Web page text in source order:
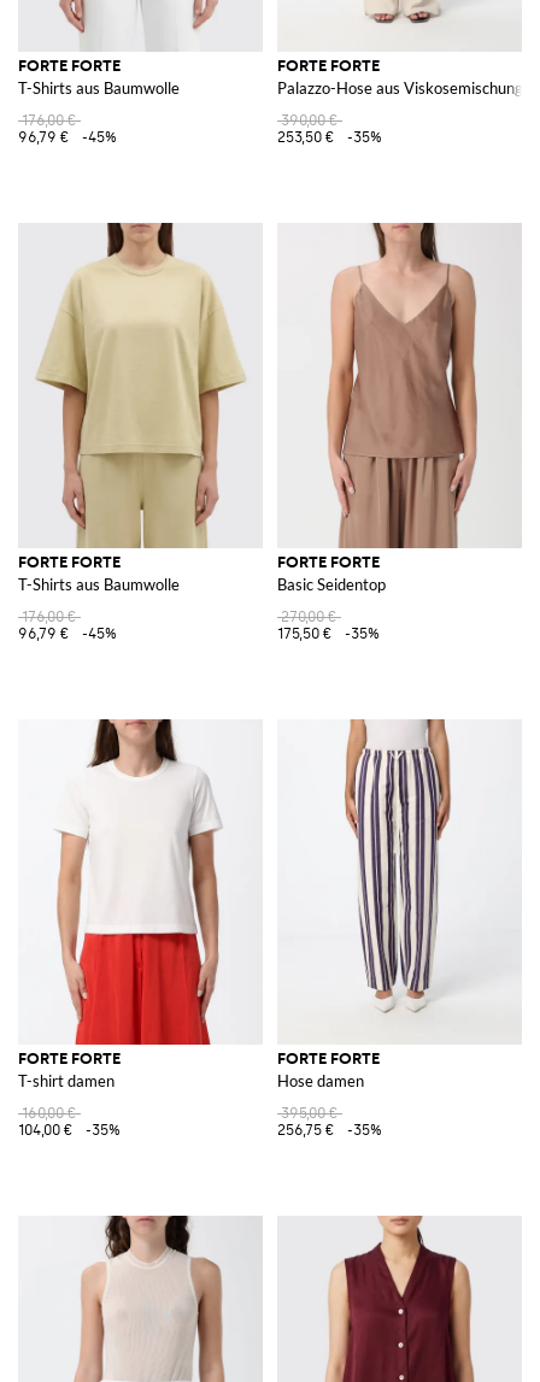
FORTE FORTE
T-Shirts aus Baumwolle
176,00 €
96,79 €
-45%
FORTE FORTE
Palazzo-Hose aus Viskosemischung
390,00 €
253,50 €
-35%
FORTE FORTE
T-Shirts aus Baumwolle
176,00 €
96,79 €
-45%
FORTE FORTE
Basic Seidentop
270,00 €
175,50 €
-35%
FORTE FORTE
T-shirt damen
160,00 €
104,00 €
-35%
FORTE FORTE
Hose damen
395,00 €
256,75 €
-35%